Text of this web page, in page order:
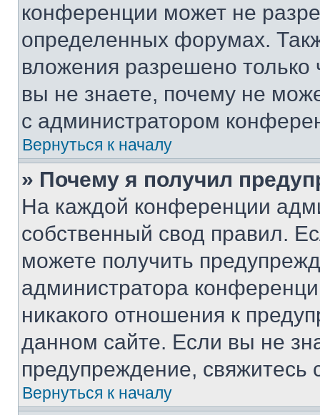
конференции может не
определенных форумах.
вложения разрешено
вы не знаете, почему не
с администратором
Вернуться к началу
» Почему я получил
На каждой конференции
собственный свод правил.
можете получить
администратора
никакого отношения к
данном сайте. Если вы не
предупреждение,
Вернуться к началу